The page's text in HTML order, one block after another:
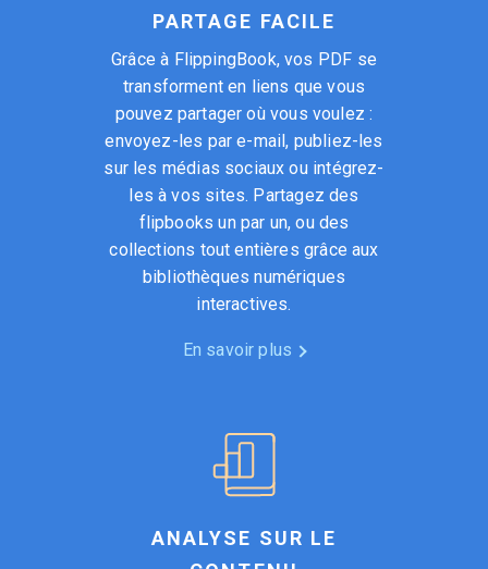
PARTAGE FACILE
Grâce à FlippingBook, vos PDF se
transforment en liens que vous
pouvez partager où vous voulez :
envoyez-les par e-mail, publiez-les
sur les médias sociaux ou intégrez-
les à vos sites. Partagez des
flipbooks un par un, ou des
collections tout entières grâce aux
bibliothèques numériques
interactives.
En savoir plus
ANALYSE SUR LE